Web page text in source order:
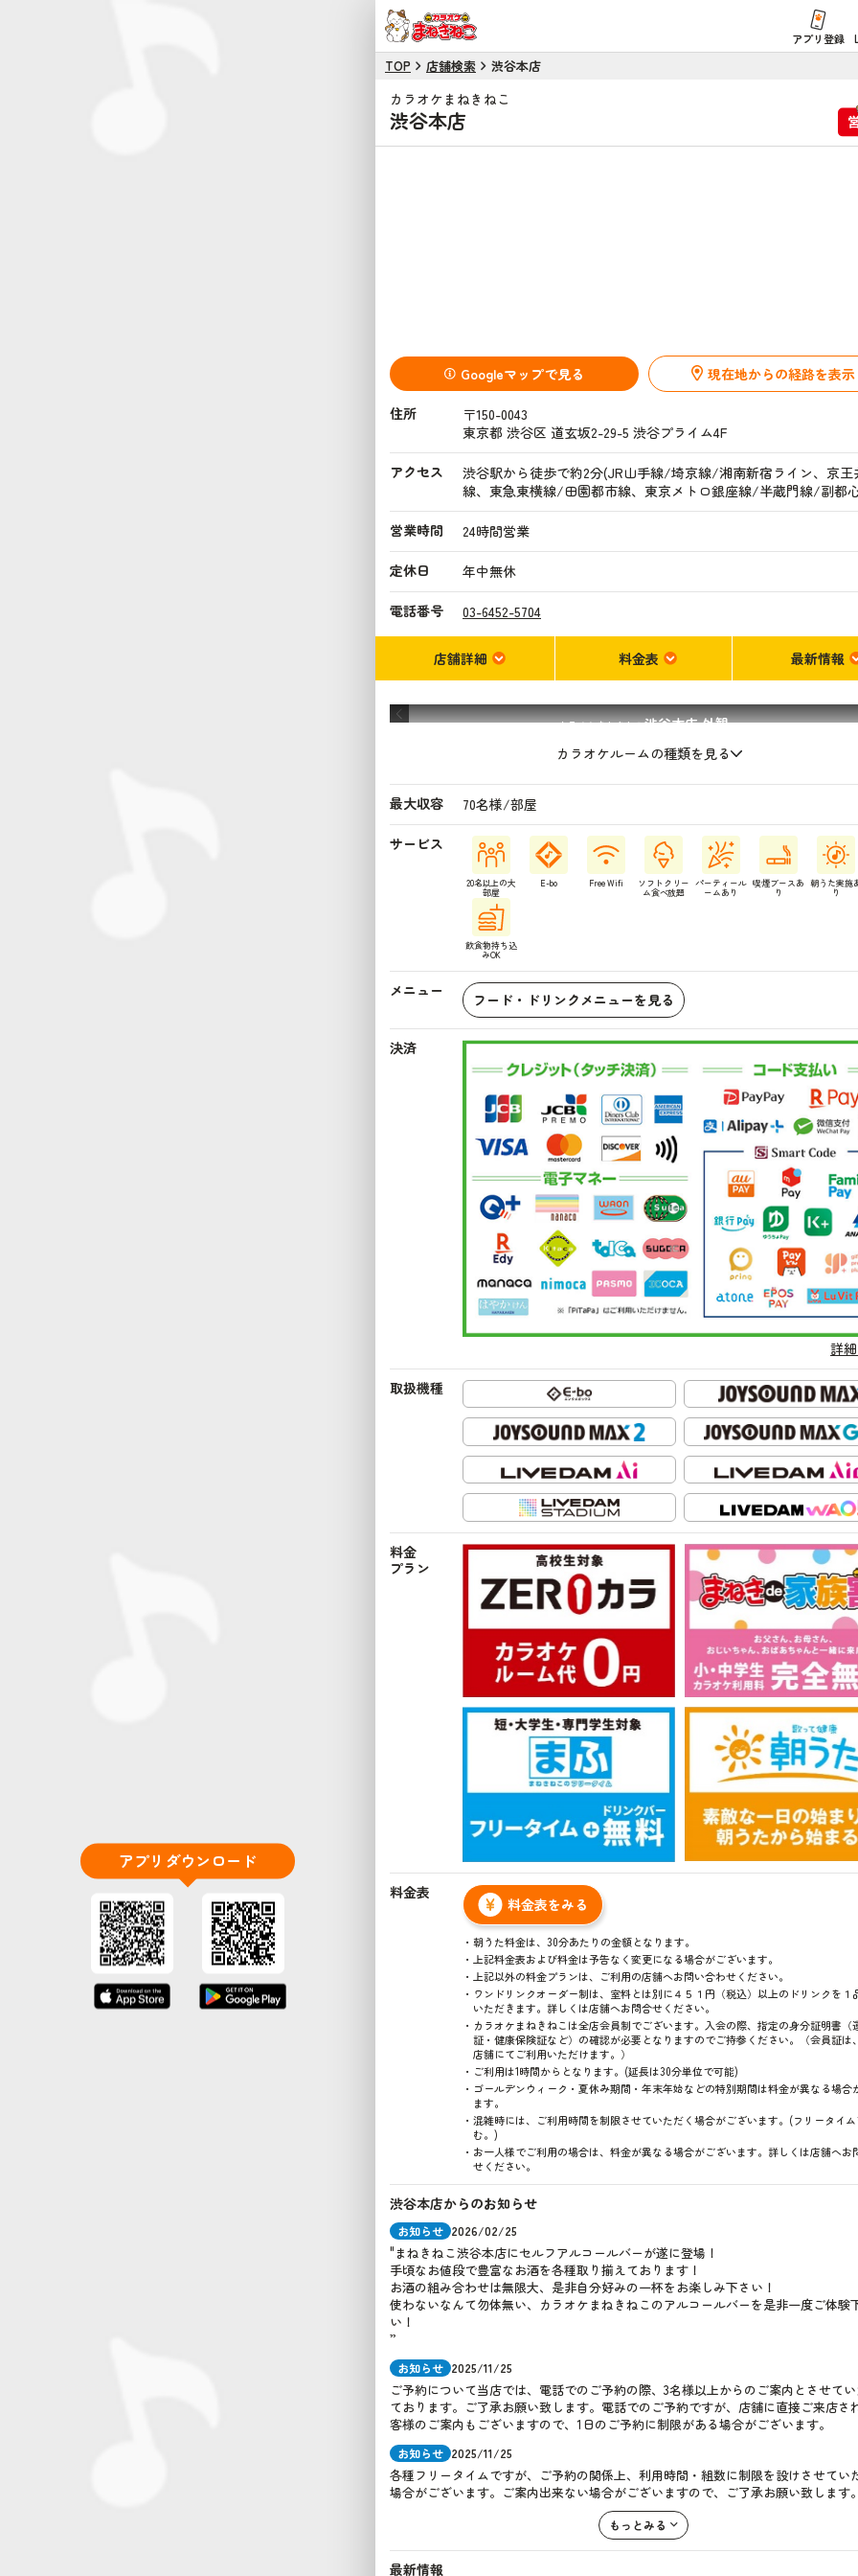
アプリ登録
アプリダウンロード
TOP 店舗検索 渋谷本店
カラオケまねきねこ
渋谷本店
Googleマップで見る 現在地からの経路を表示
住所
〒150-0043
東京都 渋谷区 道玄坂2-29-5 渋谷プライム4F
アクセス
渋谷駅から徒歩で約2分(JR山手線/埼京線/湘南新宿ライン、京王
線、東急東横線/田園都市線、東京メトロ銀座線/半蔵門線/副都
営業時間 24時間営業
定休日 年中無休
電話番号 03-6452-5704
店舗詳細 料金表 最新情報
カラオケまねきねこ渋谷本店外観
カラオケルームの種類を見る
最大収容 70名様/部屋
サービス
20名以上の大
部屋
E-bo Free Wifi ソフトクリー
ム食べ放題
パーティール
ームあり
喫煙ブースあ
り
朝うた実施
り
飲食物持ち込
みOK
メニュー フード・ドリンクメニューを見る
決済
詳
取扱機種
料金
プラン
料金表
料金表をみる
朝うた料金は、30分あたりの金額となります。
上記料金表および料金は予告なく変更になる場合がございます。
上記以外の料金プランは、ご利用の店舗へお問い合わせください。
ワンドリンクオーダー制は、室料とは別に４５１円（税込）以上のドリンクを１
いただきます。詳しくは店舗へお問合せください。
カラオケまねきねこは全店会員制でございます。入会の際、指定の身分証明書（
証・健康保険証など）の確認が必要となりますのでご持参ください。（会員証は
店舗にてご利用いただけます。）
ご利用は1時間からとなります。(延長は30分単位で可能)
ゴールデンウィーク・夏休み期間・年末年始などの特別期間は料金が異なる場合
ます。
混雑時には、ご利用時間を制限させていただく場合がございます。(フリータイ
む。)
お一人様でご利用の場合は、料金が異なる場合がございます。詳しくは店舗へお
せください。
渋谷本店からのお知らせ
お知らせ 2026/02/25
"まねきねこ渋谷本店にセルフアルコールバーが遂に登場！
手頃なお値段で豊富なお酒を各種取り揃えております！
お酒の組み合わせは無限大、是非自分好みの一杯をお楽しみ下さい！
使わないなんて勿体無い、カラオケまねきねこのアルコールバーを是非一度ご体験
い！
”
お知らせ 2025/11/25
ご予約について当店では、電話でのご予約の際、3名様以上からのご案内とさせて
ております。ご了承お願い致します。電話でのご予約ですが、店舗に直接ご来店さ
客様のご案内もございますので、1日のご予約に制限がある場合がございます。
お知らせ 2025/11/25
各種フリータイムですが、ご予約の関係上、利用時間・組数に制限を設けさせてい
場合がございます。ご案内出来ない場合がございますので、ご了承お願い致します
もっとみる
最新情報